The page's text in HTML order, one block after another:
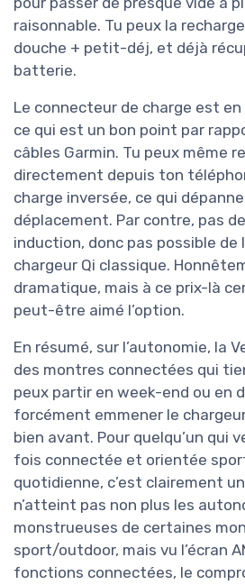
raisonnable. Tu peux la
douche + petit-déj, et déjà
batterie.
Le connecteur de charge est en
ce qui est un bon point par
câbles Garmin. Tu peux même
directement depuis ton
charge inversée, ce qui
déplacement. Par contre, pas
induction, donc pas possible de
chargeur Qi classique.
dramatique, mais à ce prix-là
peut-être aimé l’option.
En résumé, sur l’autonomie, la
des montres connectées qui
peux partir en week-end ou en
forcément emmener le
bien avant. Pour quelqu’un qui
fois connectée et orientée
quotidienne, c’est clairement
n’atteint pas non plus les
monstrueuses de certaines
sport/outdoor, mais vu l’écran
fonctions connectées, le